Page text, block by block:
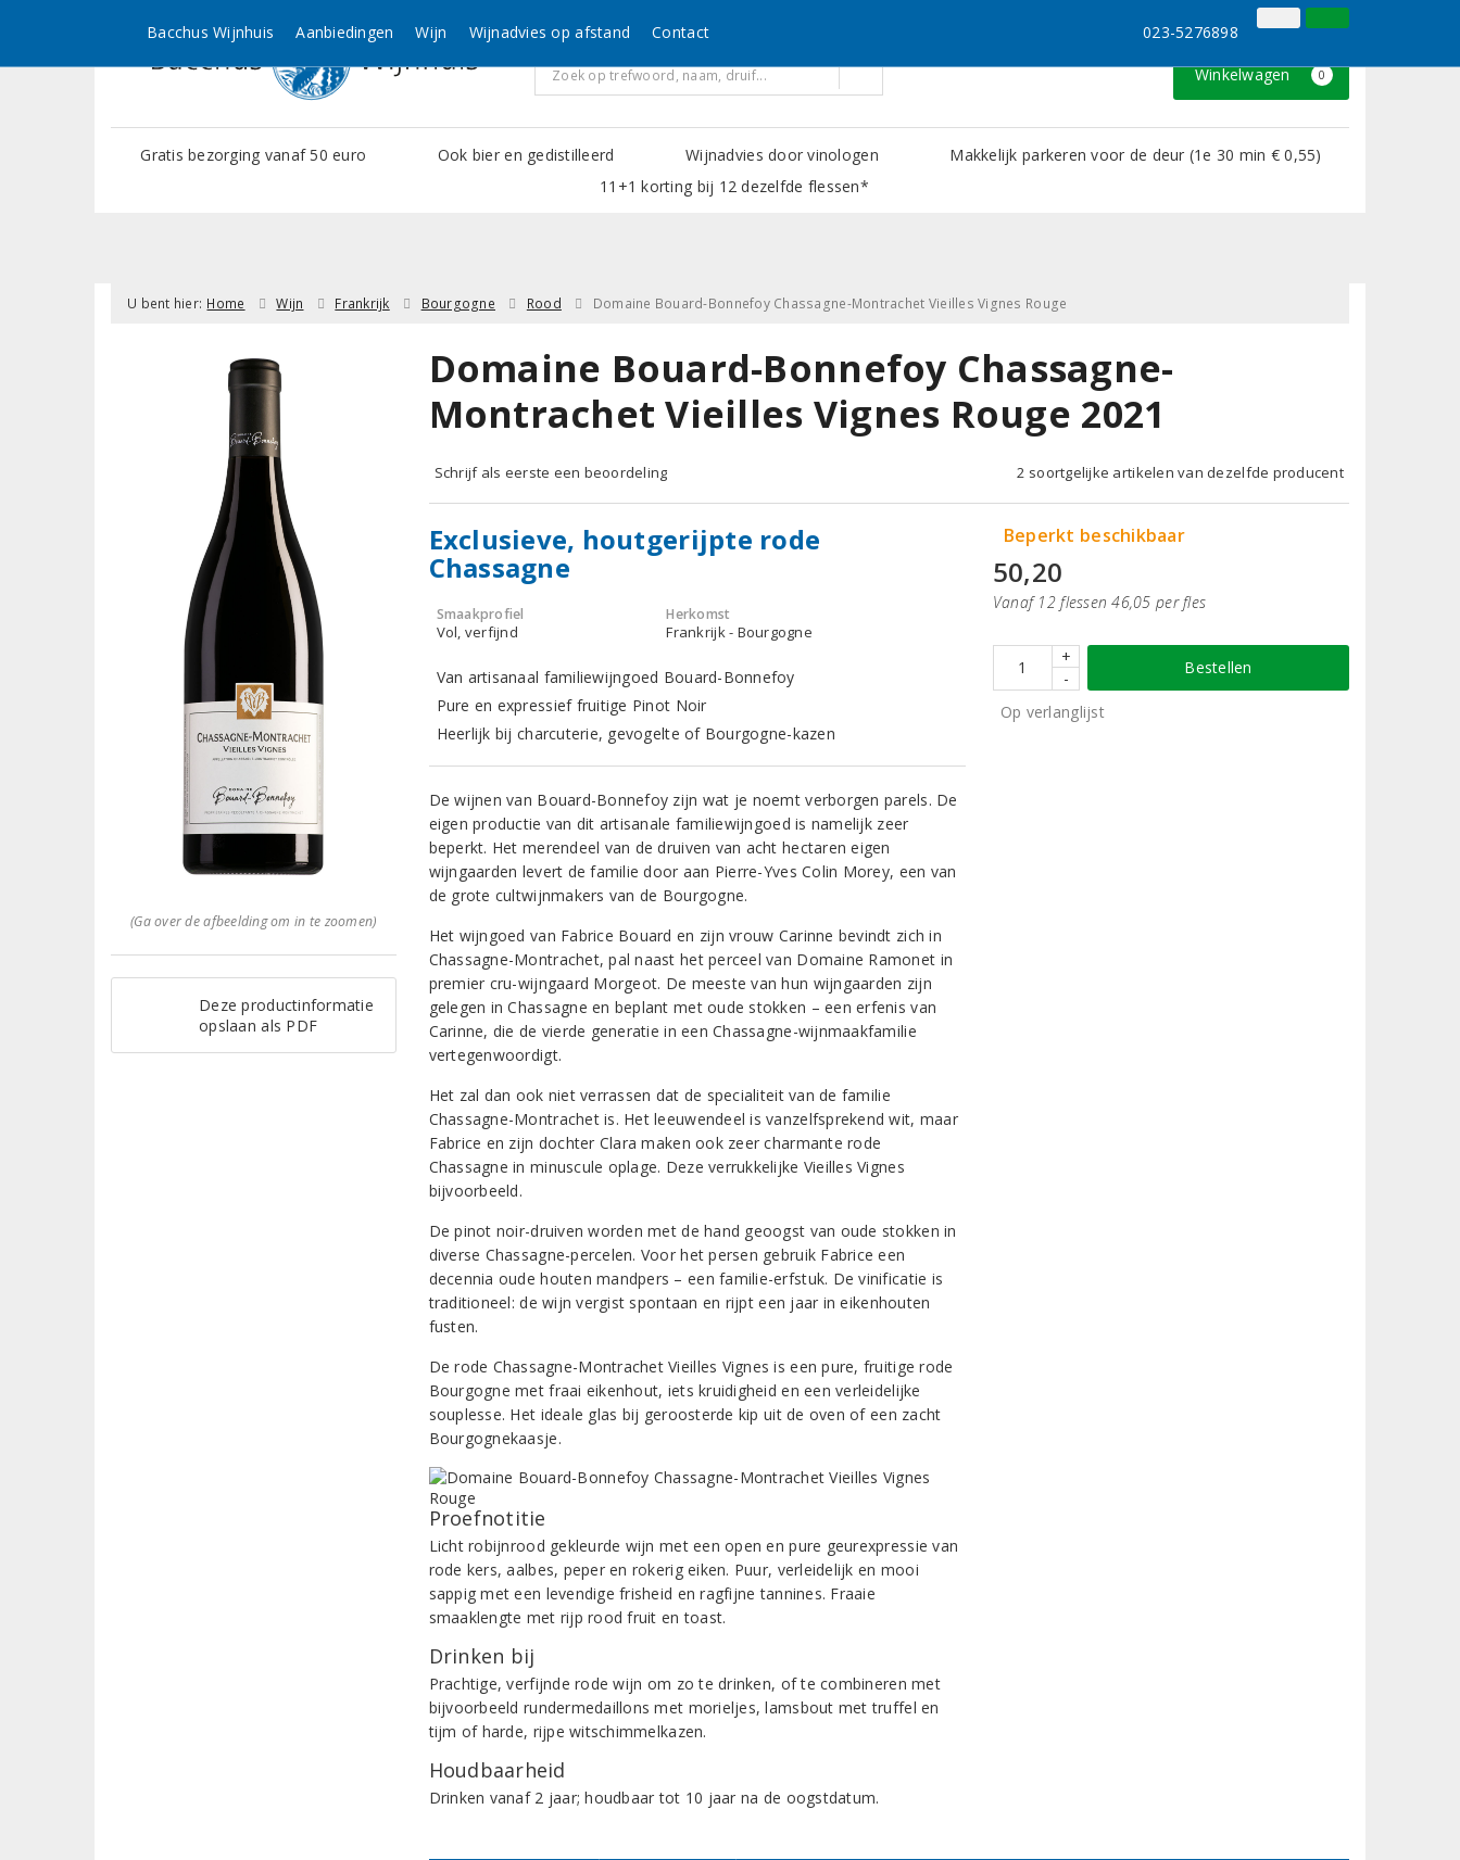
023-5276898 Inloggen Klantenservice
Winkelwagen 0
Gratis bezorging vanaf 50 euro Ook bier en gedistilleerd Wijnadvies door vinologen
Makkelijk parkeren voor de deur (1e 30 min € 0,55)
11+1 korting bij 12 dezelfde flessen*
Bacchus Wijnhuis Aanbiedingen Wijn Wijnadvies op afstand Contact 023-5276898
U bent hier: Home Wijn Frankrijk Bourgogne Rood Domaine Bouard-Bonnefoy Chassagne-Montrachet Vieilles Vignes Rouge
(Ga over de afbeelding om in te zoomen)
Deze productinformatie
opslaan als PDF
Domaine Bouard-Bonnefoy Chassagne-
Montrachet Vieilles Vignes Rouge 2021
Schrijf als eerste een beoordeling 2 soortgelijke artikelen van dezelfde producent
Exclusieve, houtgerijpte rode
Chassagne
Smaakprofiel
Vol, verfijnd
Herkomst
Frankrijk - Bourgogne
Van artisanaal familiewijngoed Bouard-Bonnefoy
Pure en expressief fruitige Pinot Noir
Heerlijk bij charcuterie, gevogelte of Bourgogne-kazen
De wijnen van Bouard-Bonnefoy zijn wat je noemt verborgen parels. De
eigen productie van dit artisanale familiewijngoed is namelijk zeer
beperkt. Het merendeel van de druiven van acht hectaren eigen
wijngaarden levert de familie door aan Pierre-Yves Colin Morey, een van
de grote cultwijnmakers van de Bourgogne.
Het wijngoed van Fabrice Bouard en zijn vrouw Carinne bevindt zich in
Chassagne-Montrachet, pal naast het perceel van Domaine Ramonet in
premier cru-wijngaard Morgeot. De meeste van hun wijngaarden zijn
gelegen in Chassagne en beplant met oude stokken – een erfenis van
Carinne, die de vierde generatie in een Chassagne-wijnmaakfamilie
vertegenwoordigt.
Het zal dan ook niet verrassen dat de specialiteit van de familie
Chassagne-Montrachet is. Het leeuwendeel is vanzelfsprekend wit, maar
Fabrice en zijn dochter Clara maken ook zeer charmante rode
Chassagne in minuscule oplage. Deze verrukkelijke Vieilles Vignes
bijvoorbeeld.
De pinot noir-druiven worden met de hand geoogst van oude stokken in
diverse Chassagne-percelen. Voor het persen gebruik Fabrice een
decennia oude houten mandpers – een familie-erfstuk. De vinificatie is
traditioneel: de wijn vergist spontaan en rijpt een jaar in eikenhouten
fusten.
De rode Chassagne-Montrachet Vieilles Vignes is een pure, fruitige rode
Bourgogne met fraai eikenhout, iets kruidigheid en een verleidelijke
souplesse. Het ideale glas bij geroosterde kip uit de oven of een zacht
Bourgognekaasje.
Proefnotitie
Licht robijnrood gekleurde wijn met een open en pure geurexpressie van
rode kers, aalbes, peper en rokerig eiken. Puur, verleidelijk en mooi
sappig met een levendige frisheid en ragfijne tannines. Fraaie
smaaklengte met rijp rood fruit en toast.
Drinken bij
Prachtige, verfijnde rode wijn om zo te drinken, of te combineren met
bijvoorbeeld rundermedaillons met morieljes, lamsbout met truffel en
tijm of harde, rijpe witschimmelkazen.
Houdbaarheid
Drinken vanaf 2 jaar; houdbaar tot 10 jaar na de oogstdatum.
Beperkt beschikbaar
50,20
Vanaf 12 flessen 46,05 per fles
+
-
Bestellen
Op verlanglijst